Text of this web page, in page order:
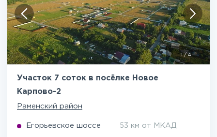
1/4
Участок 7 соток в посёлке Новое
Карпово-2
Раменский район
Егорьевское шоссе 53 км от МКАД